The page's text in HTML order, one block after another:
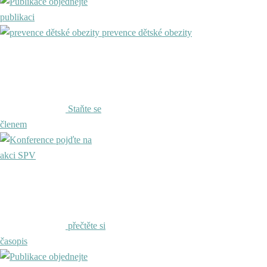
publikaci
prevence dětské obezity
Staňte se
členem
pojďte na
akci SPV
přečtěte si
časopis
objednejte